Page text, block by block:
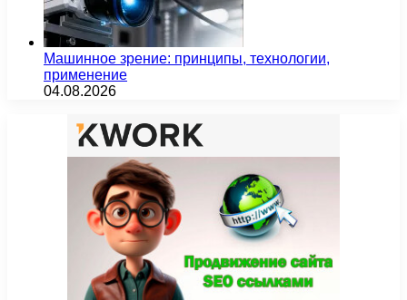
Машинное зрение: принципы, технологии,
применение
04.08.2026